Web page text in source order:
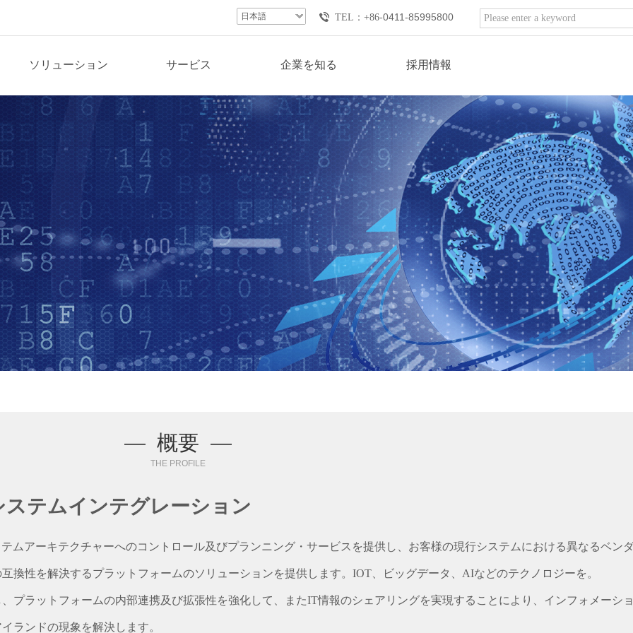
TEL： +86-0411-85995800
日本語
ソリューション サービス 企業を知る 採用情報
ムアーキテクチャーへのコントロール及びプランニング・サービスを提供し、お客様の現行システムにおける異なるベン
換性を解決するプラットフォームのソリューションを提供します。IOT、ビッグデータ、AIなどのテクノロジーを。
プラットフォームの内部連携及び拡張性を強化して、またIT情報のシェアリングを実現することにより、インフォメーシ
ランドの現象を解決します。
— 概要 —
THE PROFILE
ステムインテグレーション